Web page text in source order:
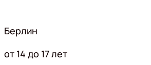
Берлин
от 14 до 17 лет